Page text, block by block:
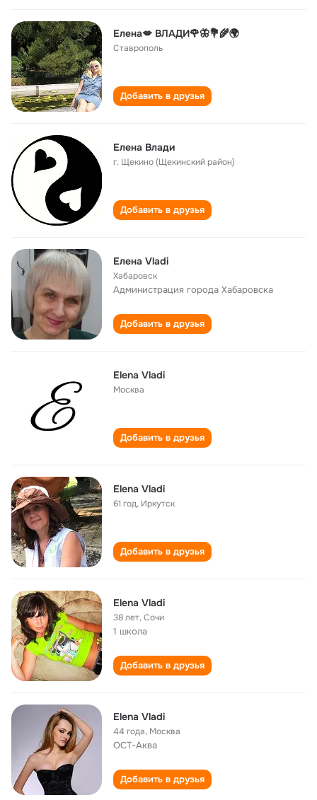
Елена💋 ВЛАДИ🌹🦋💐🌾🌍
Ставрополь
Добавить в друзья
Елена Влади
г. Щекино (Щекинский район)
Добавить в друзья
Елена Vladi
Хабаровск
Администрация города Хабаровска
Добавить в друзья
Elena Vladi
Москва
Добавить в друзья
Elena Vladi
61 год, Иркутск
Добавить в друзья
Elena Vladi
38 лет,Сочи
1 школа
Добавить в друзья
Elena Vladi
44 года, Москва
ОСТ-Аква
Добавить в друзья